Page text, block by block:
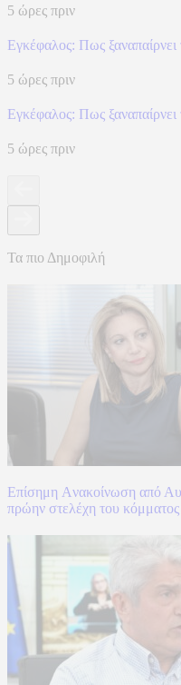
5 ώρες πριν
Eγκέφαλος: Πως
5 ώρες πριν
Eγκέφαλος: Πως
5 ώρες πριν
Τα πιο Δημοφιλή
Επίσημη Aνακοίνωση από
πρώην στελέχη του